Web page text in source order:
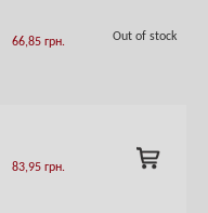
66,85 грн. Out of stock
83,95 грн.
ADD
TO